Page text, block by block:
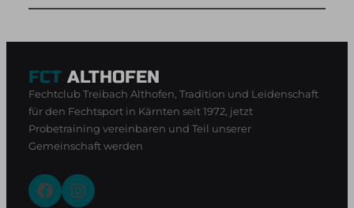
FCT ALTHOFEN
Fechtclub Treibach Althofen, Tradition und Leidenschaft
für den Fechtsport in Kärnten seit 1972, jetzt
Probetraining vereinbaren und Teil unserer
Gemeinschaft werden
Facebook Instagram